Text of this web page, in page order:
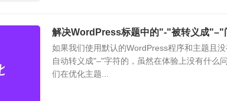
解决WordPress标题中的"-"被转义成"–"
如果我们使用默认的WordPress程序和主题且
自动转义成"–"字符的，虽然在体验上没有什么
们在优化主题...